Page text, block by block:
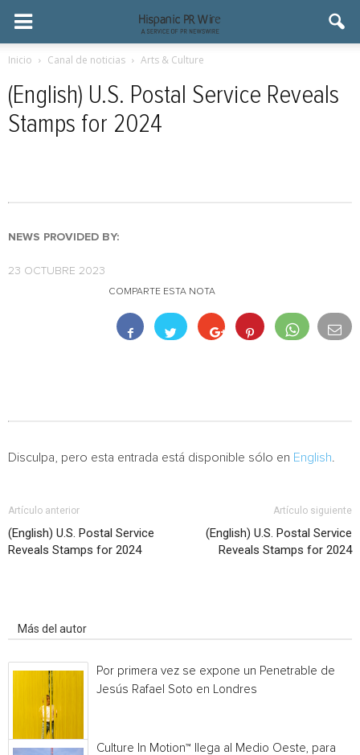
Inicio Canal de noticias Arts & Culture
(English) U.S. Postal Service Reveals
Stamps for 2024
NEWS PROVIDED BY:
23 OCTUBRE 2023
COMPARTE ESTA NOTA
Disculpa, pero esta entrada está disponible sólo en English
Artículo anterior
(English) U.S. Postal Service
Reveals Stamps for 2024
Artículo siguiente
(English) U.S. Postal Service
Reveals Stamps for 2024
Más del autor
Por primera vez se expone un Penetrable de
Jesús Rafael Soto en Londres
Culture In Motion™ llega al Medio Oeste, para